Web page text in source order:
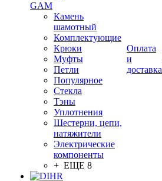
GAM
Камень
шамотный
Комплектующие
Крюки
Муфты
Петли
Популярное
Стекла
Тэны
Уплотнения
Шестерни, цепи,
натяжители
Электрические
компоненты
+ ЕЩЕ 8
Оплата
и
доставка